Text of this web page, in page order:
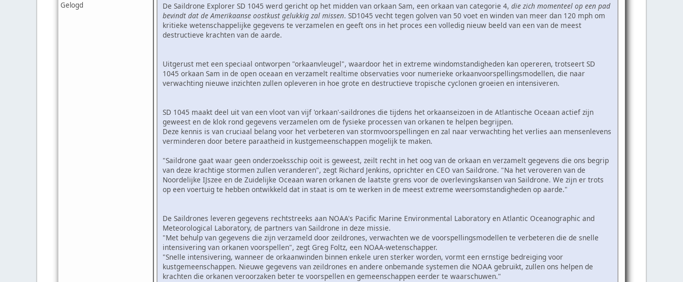
Gelogd
De Saildrone Explorer SD 1045 werd gericht op het midden van orkaan Sam, een orkaan van categorie 4, die zich momenteel op een pad
bevindt dat de Amerikaanse oostkust gelukkig zal missen. SD1045 vecht tegen golven van 50 voet en winden van meer dan 120 mph om
kritieke wetenschappelijke gegevens te verzamelen en geeft ons in het proces een volledig nieuw beeld van een van de meest
destructieve krachten van de aarde.
Uitgerust met een speciaal ontworpen "orkaanvleugel", waardoor het in extreme windomstandigheden kan opereren, trotseert SD
1045 orkaan Sam in de open oceaan en verzamelt realtime observaties voor numerieke orkaanvoorspellingsmodellen, die naar
verwachting nieuwe inzichten zullen opleveren in hoe grote en destructieve tropische cyclonen groeien en intensiveren.
SD 1045 maakt deel uit van een vloot van vijf 'orkaan'-saildrones die tijdens het orkaanseizoen in de Atlantische Oceaan actief zijn
geweest en de klok rond gegevens verzamelen om de fysieke processen van orkanen te helpen begrijpen.
Deze kennis is van cruciaal belang voor het verbeteren van stormvoorspellingen en zal naar verwachting het verlies aan mensenlevens
verminderen door betere paraatheid in kustgemeenschappen mogelijk te maken.
"Saildrone gaat waar geen onderzoeksschip ooit is geweest, zeilt recht in het oog van de orkaan en verzamelt gegevens die ons begrip
van deze krachtige stormen zullen veranderen", zegt Richard Jenkins, oprichter en CEO van Saildrone. "Na het veroveren van de
Noordelijke IJszee en de Zuidelijke Oceaan waren orkanen de laatste grens voor de overlevingskansen van Saildrone. We zijn er trots
op een voertuig te hebben ontwikkeld dat in staat is om te werken in de meest extreme weersomstandigheden op aarde."
De Saildrones leveren gegevens rechtstreeks aan NOAA's Pacific Marine Environmental Laboratory en Atlantic Oceanographic and
Meteorological Laboratory, de partners van Saildrone in deze missie.
"Met behulp van gegevens die zijn verzameld door zeildrones, verwachten we de voorspellingsmodellen te verbeteren die de snelle
intensivering van orkanen voorspellen", zegt Greg Foltz, een NOAA-wetenschapper.
"Snelle intensivering, wanneer de orkaanwinden binnen enkele uren sterker worden, vormt een ernstige bedreiging voor
kustgemeenschappen. Nieuwe gegevens van zeildrones en andere onbemande systemen die NOAA gebruikt, zullen ons helpen de
krachten die orkanen veroorzaken beter te voorspellen en gemeenschappen eerder te waarschuwen."